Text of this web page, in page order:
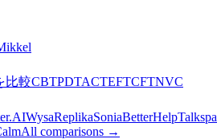
比較CBTPDTACTEFTCFTNVC
WysaReplikaSoniaBetterHelp
All comparisons →